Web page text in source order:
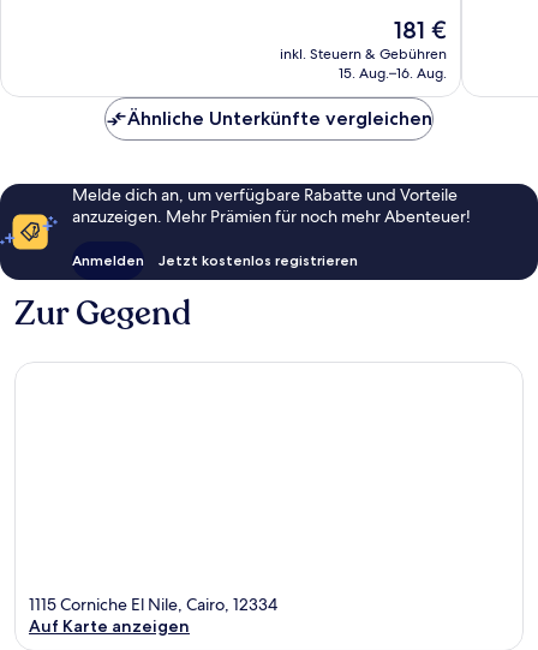
Der
Preis
beträgt
181 €
inkl. Steuern & Gebühren
15. Aug.–16. Aug.
Ähnliche Unterkünfte vergleichen
Melde dich an, um verfügbare Rabatte und Vorteile
anzuzeigen. Mehr Prämien für noch mehr Abenteuer!
Anmelden Jetzt kostenlos registrieren
Zur Gegend
1115 Corniche El Nile, Cairo, 12334
Auf Karte anzeigen